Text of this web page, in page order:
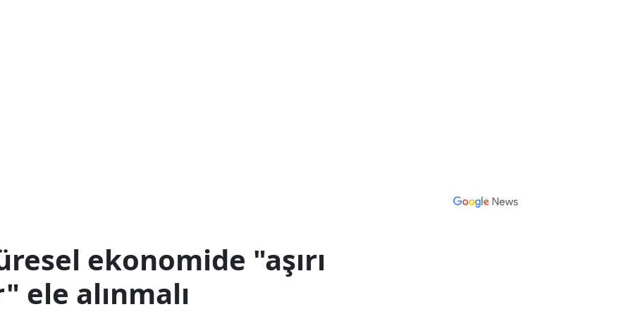
ekonomide "aşırı
ele alınmalı